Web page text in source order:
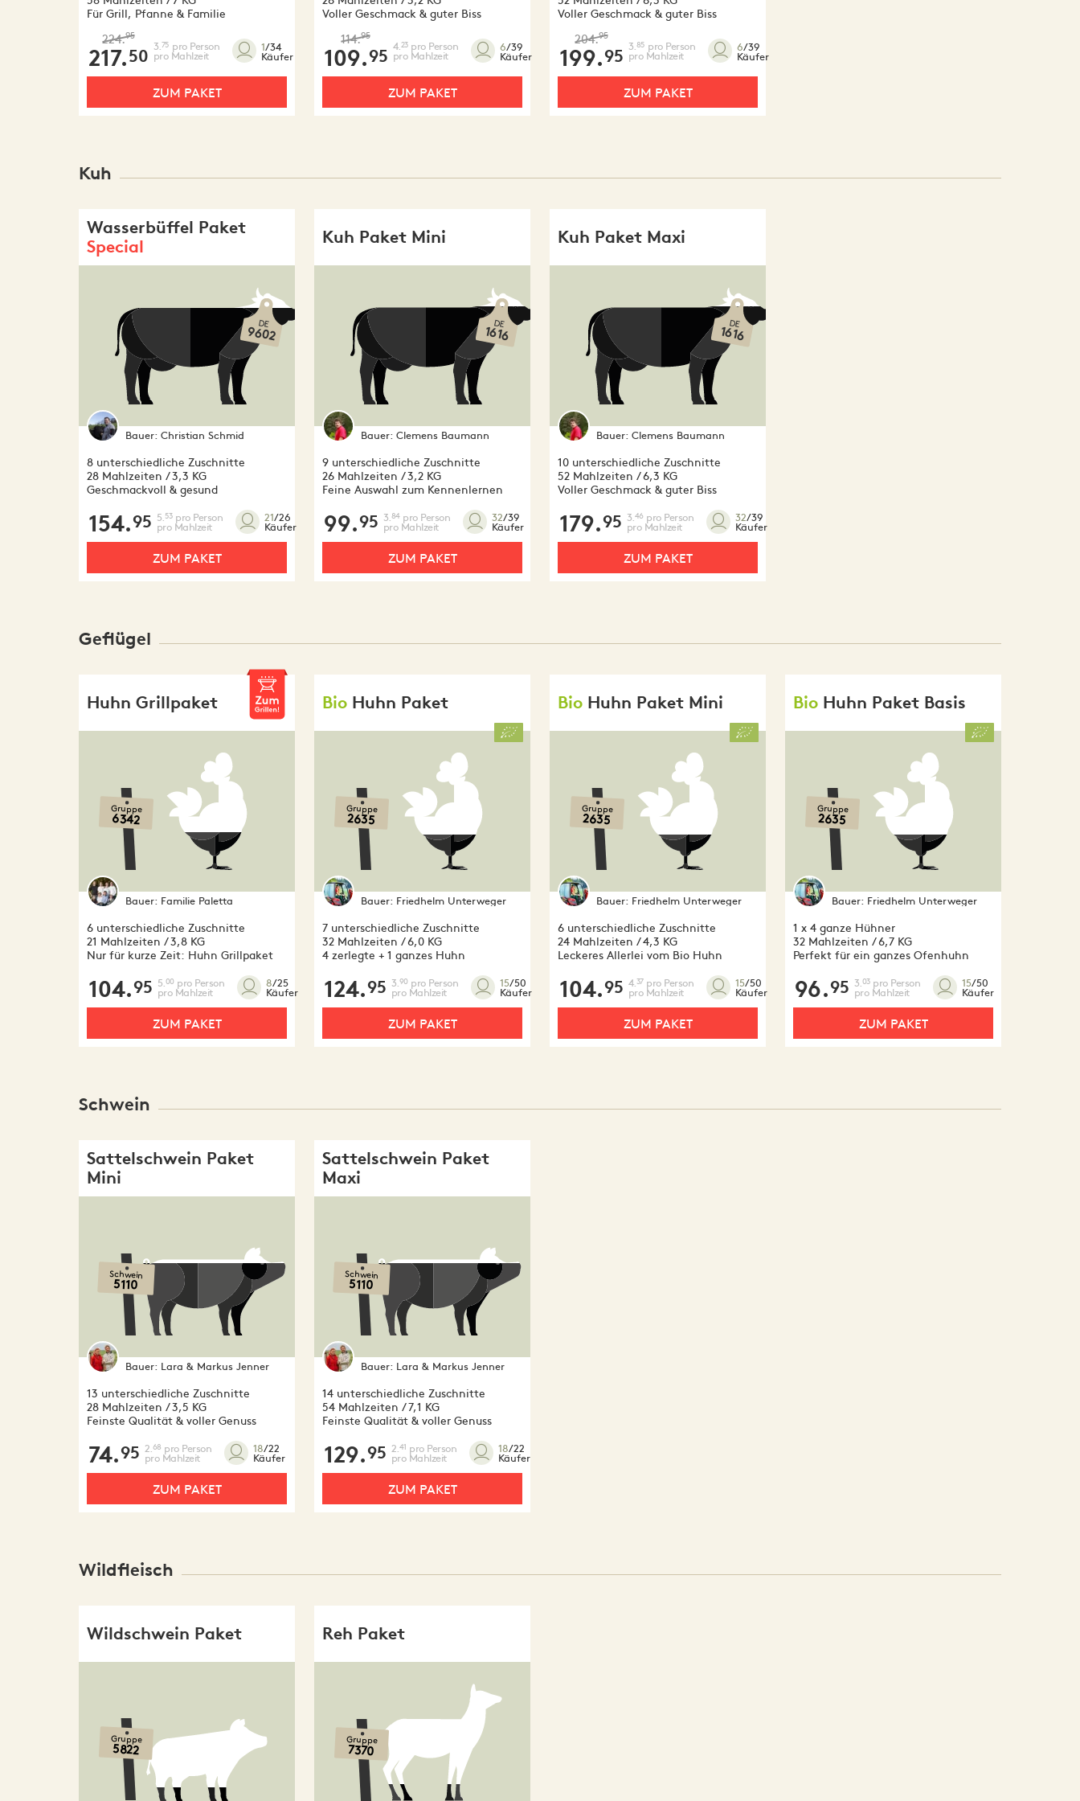
Für Grill, Pfanne & Familie
224.95
217.50 3. 75 pro Person
pro Mahlzeit
1/34
Käufer
ZUM PAKET
Voller Geschmack & guter Biss
114.95
109.95 4. 23pro Person
pro Mahlzeit
6/39
Käufer
ZUM PAKET
Voller Geschmack & guter Biss
204.95
199.95 3. 85 pro Person
pro Mahlzeit
6/39
Käufer
ZUM PAKET
Kuh
Wasserbüffel Paket
Special
DE
9602
Bauer: Christian Schmid
8 unterschiedliche Zuschnitte
28 Mahlzeiten / 3,3 KG
Geschmackvoll & gesund
154.95 5. 53pro Person
pro Mahlzeit
21/26
Käufer
ZUM PAKET
Kuh Paket Mini
DE
1616
Bauer: Clemens Baumann
9 unterschiedliche Zuschnitte
26 Mahlzeiten / 3,2 KG
Feine Auswahl zum Kennenlernen
99.95 3. 84pro Person
pro Mahlzeit
32/39
Käufer
ZUM PAKET
Kuh Paket Maxi
DE
1616
Bauer: Clemens Baumann
10 unterschiedliche Zuschnitte
52 Mahlzeiten / 6,3 KG
Voller Geschmack & guter Biss
179.95 3. 46pro Person
pro Mahlzeit
32/39
Käufer
ZUM PAKET
Geflügel
Huhn Grillpaket
Gruppe
6342
Bauer: Familie Paletta
6 unterschiedliche Zuschnitte
21 Mahlzeiten / 3,8 KG
Nur für kurze Zeit: Huhn Grillpaket
104.95 5. 00 pro Person
pro Mahlzeit
8/25
Käufer
ZUM PAKET
Bio Huhn Paket
Gruppe
2635
Bauer: Friedhelm Unterweger
7 unterschiedliche Zuschnitte
32 Mahlzeiten / 6,0 KG
4 zerlegte + 1 ganzes Huhn
124.95 3. 90 pro Person
pro Mahlzeit
15/50
Käufer
ZUM PAKET
Bio Huhn Paket Mini
Gruppe
2635
Bauer: Friedhelm Unterweger
6 unterschiedliche Zuschnitte
24 Mahlzeiten / 4,3 KG
Leckeres Allerlei vom Bio Huhn
104.95 4. 37pro Person
pro Mahlzeit
15/50
Käufer
ZUM PAKET
Bio Huhn Paket Basis
Gruppe
2635
Bauer: Friedhelm Unterweger
1 x 4 ganze Hühner
32 Mahlzeiten / 6,7 KG
Perfekt für ein ganzes Ofenhuhn
96.95 3. 03pro Person
pro Mahlzeit
15/50
Käufer
ZUM PAKET
Schwein
Sattelschwein Paket
Mini
Schwein
5110
Bauer: Lara & Markus Jenner
13 unterschiedliche Zuschnitte
28 Mahlzeiten / 3,5 KG
Feinste Qualität & voller Genuss
74.95 2. 68 pro Person
pro Mahlzeit
18/22
Käufer
ZUM PAKET
Sattelschwein Paket
Maxi
Schwein
5110
Bauer: Lara & Markus Jenner
14 unterschiedliche Zuschnitte
54 Mahlzeiten / 7,1 KG
Feinste Qualität & voller Genuss
129.95 2. 41 pro Person
pro Mahlzeit
18/22
Käufer
ZUM PAKET
Wildfleisch
Wildschwein Paket
Gruppe
5822
Reh Paket
Gruppe
7370